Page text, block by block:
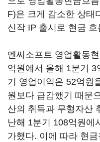
F)은 크게 감소한 상태
신작 IP 출시로 현금
엔씨소프트 영업활동
억원에서 올해 1분기
기 영업이익은 52억원
원보다 급감했기 때문
산의 취득과 무형자산
난해 1분기 108억원에
가했다. 이에 따라 현